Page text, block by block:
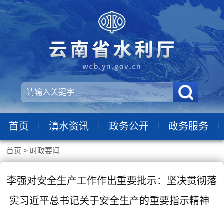
首页 滇水资讯 政务公开 政务服务
首页 > 时政要闻
李强对安全生产工作作出重要批示：坚决贯彻落
实习近平总书记关于安全生产的重要指示精神